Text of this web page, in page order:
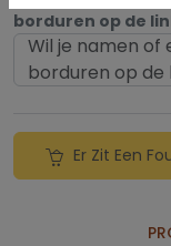
borduren op de
Wil je namen
borduren op de
Er Zit Een